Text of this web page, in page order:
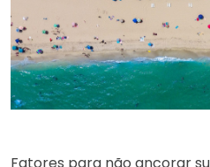
Fatores para não ancorar